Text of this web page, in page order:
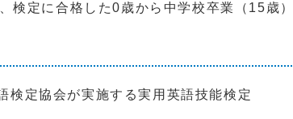
検定に合格した0歳から中学校卒業（15歳
検定協会が実施する実用英語技能検定